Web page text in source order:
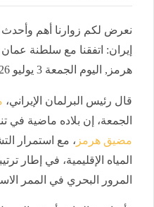
نعرض لكم زوارنا أهم وأحدث
إيران: اتفقنا مع سلطنة
هرمز, اليوم الجمعة 3 يوليو 2026 12:30 مساءً
قال رئيس البرلمان الإيراني،
الجمعة، إن بلاده ماضية في
مضيق هرمز ، مع استمرار
المياه الإقليمية، في إطار
المرور البحري في الممر